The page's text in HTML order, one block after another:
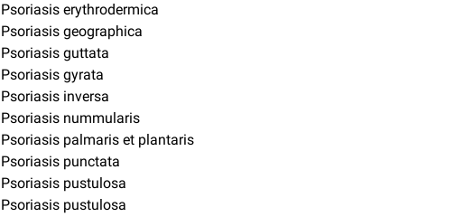
Psoriasis erythrodermica
Psoriasis geographica
Psoriasis guttata
Psoriasis gyrata
Psoriasis inversa
Psoriasis nummularis
Psoriasis palmaris et plantaris
Psoriasis punctata
Psoriasis pustulosa
Psoriasis pustulosa